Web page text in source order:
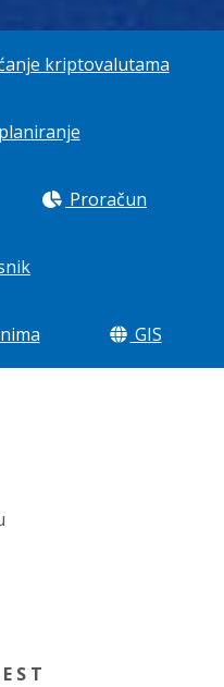
kriptovalutama
Proračun
GIS
S T